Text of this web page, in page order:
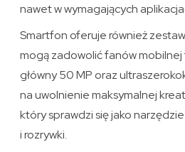
nawet w wymagających
Smartfon oferuje również
mogą zadowolić fanów
główny 50 MP oraz
na uwolnienie maksymalnej
który sprawdzi się jako
i rozrywki.